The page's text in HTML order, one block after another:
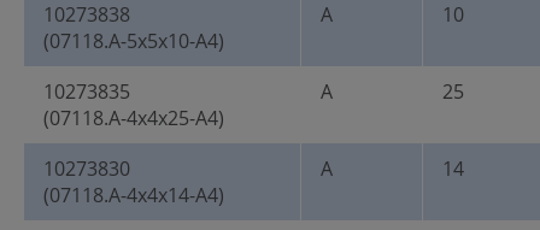
10273838
(07118.A-5x5x10-A4)
A 10
10273835
(07118.A-4x4x25-A4)
A 25
10273830
(07118.A-4x4x14-A4)
A 14